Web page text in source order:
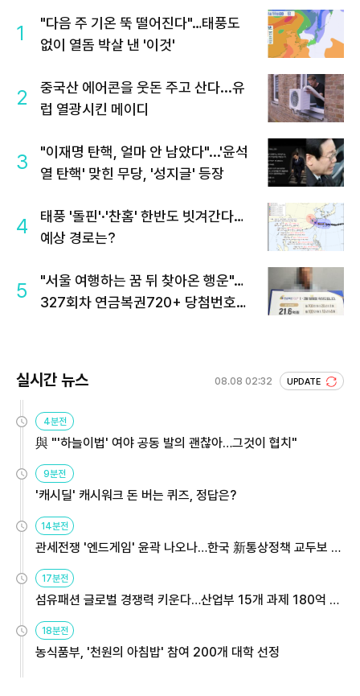
1
"다음 주 기온 뚝 떨어진다"…태풍도
없이 열돔 박살 낸 '이것'
2
중국산 에어콘을 웃돈 주고 산다...유
럽 열광시킨 메이디
3
"이재명 탄핵, 얼마 안 남았다"...'윤석
열 탄핵' 맞힌 무당, '성지글' 등장
4
태풍 '돌핀'·'찬홈' 한반도 빗겨간다…
예상 경로는?
5
"서울 여행하는 꿈 뒤 찾아온 행운"…
327회차 연금복권720+ 당첨번호조
실시간 뉴스 08.08 02:32 UPDATE
4분전
與 "'하늘이법' 여야 공동 발의 괜찮아…그것이 협치"
9분전
'캐시딜' 캐시워크 돈 버는 퀴즈, 정답은?
14분전
관세전쟁 '엔드게임' 윤곽 나오나…한국 新통상정책 교두보 활
17분전
섬유패션 글로벌 경쟁력 키운다…산업부 15개 과제 180억 지
18분전
농식품부, '천원의 아침밥' 참여 200개 대학 선정